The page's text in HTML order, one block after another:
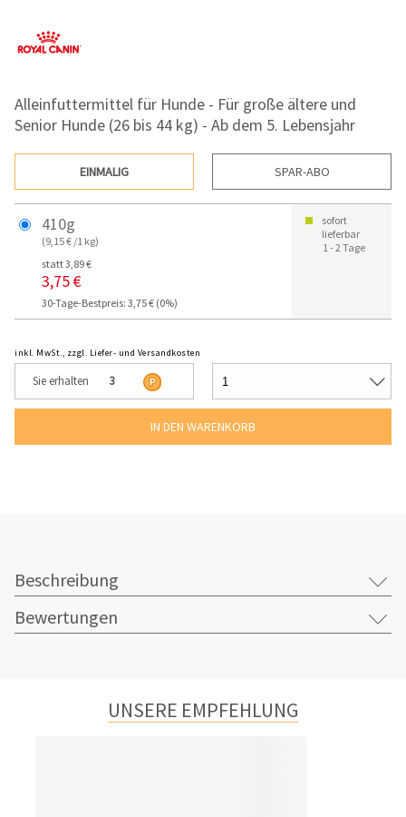
Alleinfuttermittel für Hunde - Für große ältere und
Senior Hunde (26 bis 44 kg) - Ab dem 5. Lebensjahr
EINMALIG SPAR-ABO
410g
(9,15 € /1 kg)
statt 3,89 €
3,75 €
30-Tage-Bestpreis: 3,75 € (0%)
sofort
lieferbar
1 - 2 Tage
inkl. MwSt., zzgl. Liefer- und Versandkosten
Sie erhalten 3
Beschreibung
Bewertungen
UNSERE EMPFEHLUNG